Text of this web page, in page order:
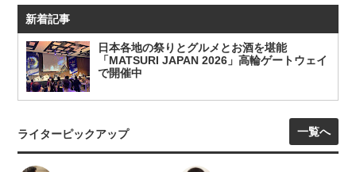
新着記事
日本各地の祭りとグルメとお酒を堪能
「MATSURI JAPAN 2026」高輪ゲートウェイ
で開催中
ライターピックアップ 一覧へ